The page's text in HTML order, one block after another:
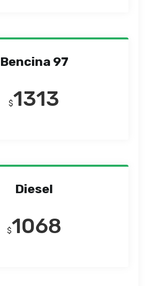
Bencina 97
$1313
Diesel
$1068